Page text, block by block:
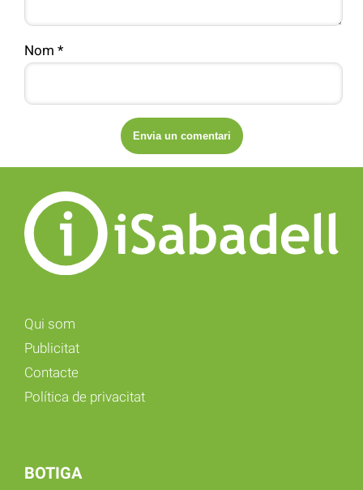
Nom *
Qui som
Publicitat
Contacte
Política de privacitat
BOTIGA